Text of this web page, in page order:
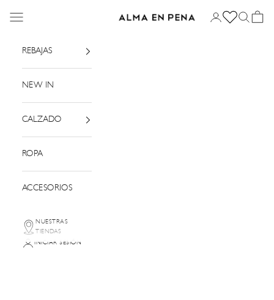
Alma en Pena
Menú Iniciar sesión
Buscar
Cesta
REBAJAS
NEW IN
CALZADO
ROPA
ACCESORIOS
NUESTRAS
TIENDAS
INICIAR SESIÓN